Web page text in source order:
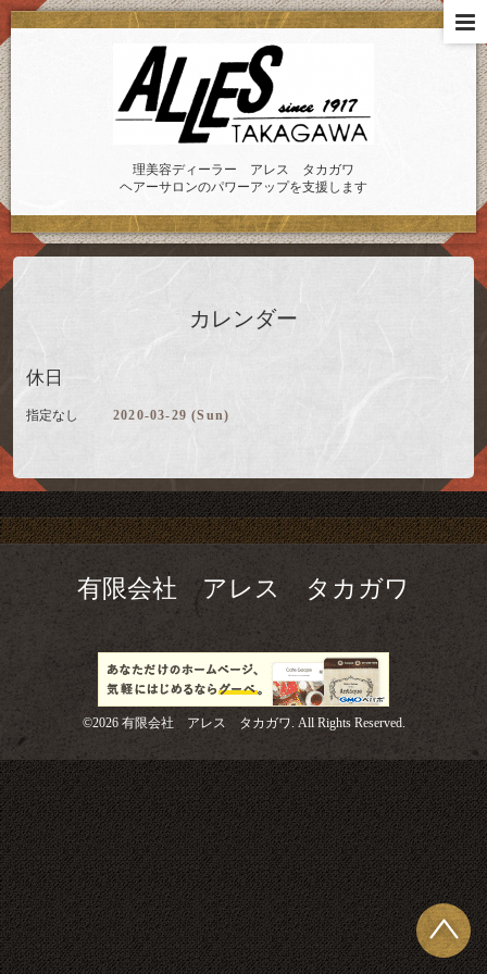
理美容ディーラー アレス タカガワ
ヘアーサロンのパワーアップを支援します
カレンダー
休日
指定なし 2020-03-29 (Sun)
有限会社 アレス タカガワ
©2026 有限会社 アレス タカガワ. All Rights Reserved.